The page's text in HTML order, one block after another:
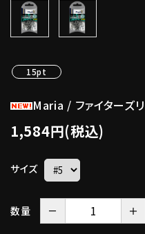
15pt
Maria / ファイターズ
1,584円(税込)
サイズ
数量 － ＋